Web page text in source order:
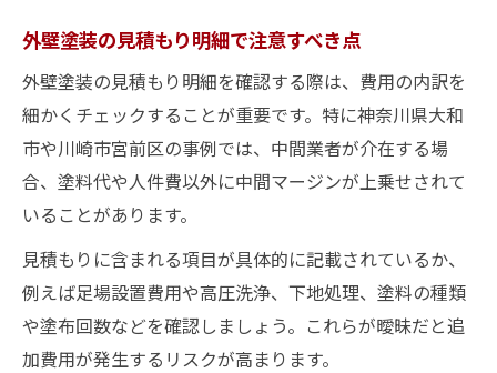
外壁塗装の見積もり明細で注意すべき点
外壁塗装の見積もり明細を確認する際は、費用の内訳を
細かくチェックすることが重要です。特に神奈川県大和
市や川崎市宮前区の事例では、中間業者が介在する場
合、塗料代や人件費以外に中間マージンが上乗せされて
いることがあります。
見積もりに含まれる項目が具体的に記載されているか、
例えば足場設置費用や高圧洗浄、下地処理、塗料の種類
や塗布回数などを確認しましょう。これらが曖昧だと追
加費用が発生するリスクが高まります。